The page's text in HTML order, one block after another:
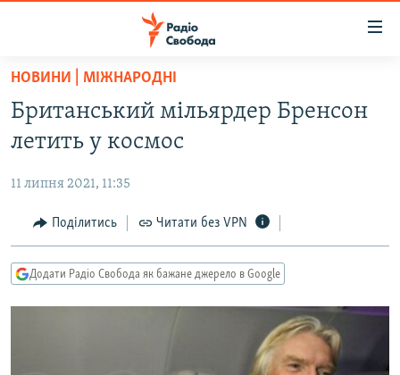
Перейти
основного
матеріалу
до
навігації
Перейти
до
ВСЕ ЗА ДОБУ
ПОЛІТИКА
ЕКОНОМІКА
КУЛЬТУРА
ВІЙНА
РОСІЙСЬКА «ФІЛЬТРАЦІЯ»
КРИМ.РЕАЛІЇ
НОВИНИ | МІЖНАРОДНІ
Британський мільярдер Бренсон
летить у космос
11 липня 2021, 11:35
Поділитись Читати без VPN
Додати Радіо Свобода як бажане джерело в Google